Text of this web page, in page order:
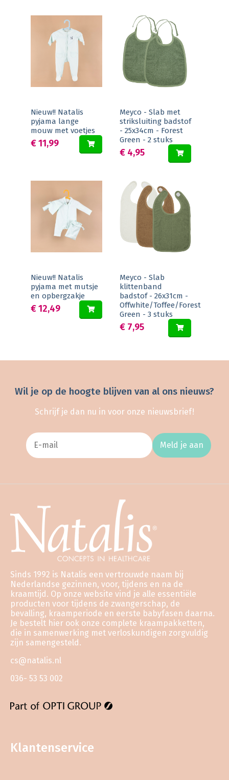
Nieuw!! Natalis
pyjama lange
mouw met voetjes
€ 11,99
Meyco - Slab met
striksluiting badstof
- 25x34cm - Forest
Green - 2 stuks
€ 4,95
Nieuw!! Natalis
pyjama met mutsje
en opbergzakje
€ 12,49
Meyco - Slab
klittenband
badstof - 26x31cm -
Offwhite/Toffee/Forest
Green - 3 stuks
€ 7,95
Wil je op de hoogte blijven van al ons nieuws?
Schrijf je dan nu in voor onze nieuwsbrief!
Meld je aan
Sinds 1992 is Natalis een vertrouwde naam bij
Nederlandse gezinnen, voor, tijdens en na de
kraamtijd. Op onze website vind je alle essentiële
producten voor tijdens de zwangerschap, de
bevalling, kraamperiode en eerste babyfasen daarna.
Je bestelt hier ook onze complete kraampakketten,
die in samenwerking met verloskundigen zorgvuldig
zijn samengesteld.
cs@natalis.nl
036- 53 53 002
Klantenservice